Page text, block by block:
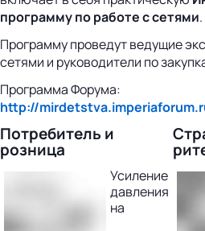
программу по работе с сетями.
Программу проведут ведущие
сетями и руководители по
Программа Форума:
http://
Потребитель и
розница
Усиление
давления
на